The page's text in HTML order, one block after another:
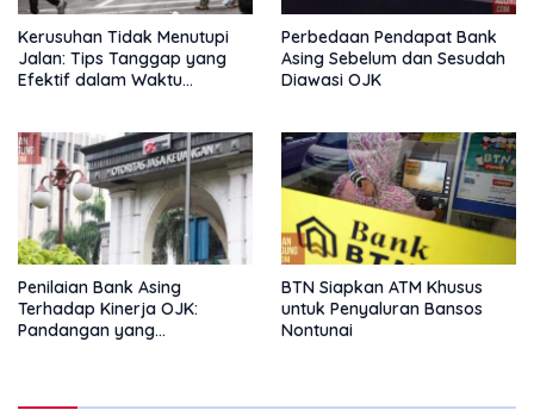
Kerusuhan Tidak Menutupi
Jalan: Tips Tanggap yang
Efektif dalam Waktu
Perbedaan Pendapat Bank
Asing Sebelum dan Sesudah
Diawasi OJK
Penilaian Bank Asing
Terhadap Kinerja OJK:
Pandangan yang
BTN Siapkan ATM Khusus
untuk Penyaluran Bansos
Nontunai